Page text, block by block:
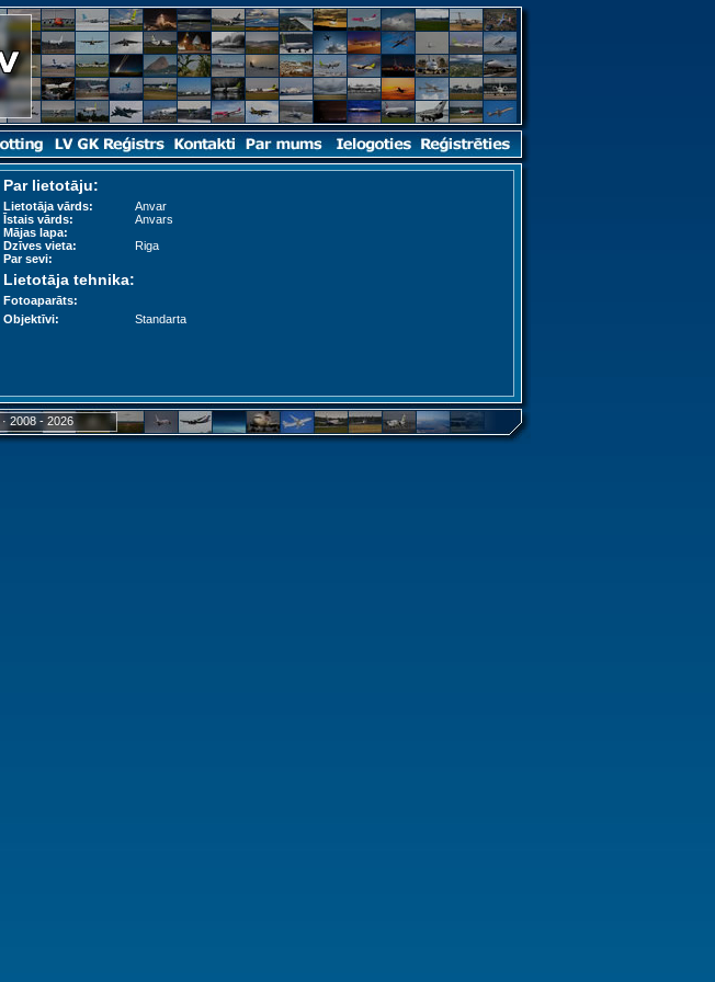
Par lietotāju:
Lietotāja vārds:
Anvar
Īstais vārds:
Anvars
Mājas lapa:
Dzīves vieta:
Riga
Par sevi:
Lietotāja tehnika:
Fotoaparāts:
Objektīvi:
Standarta
· 2008 - 2026